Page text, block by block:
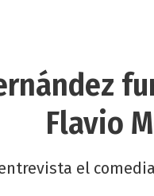
Flavio
el